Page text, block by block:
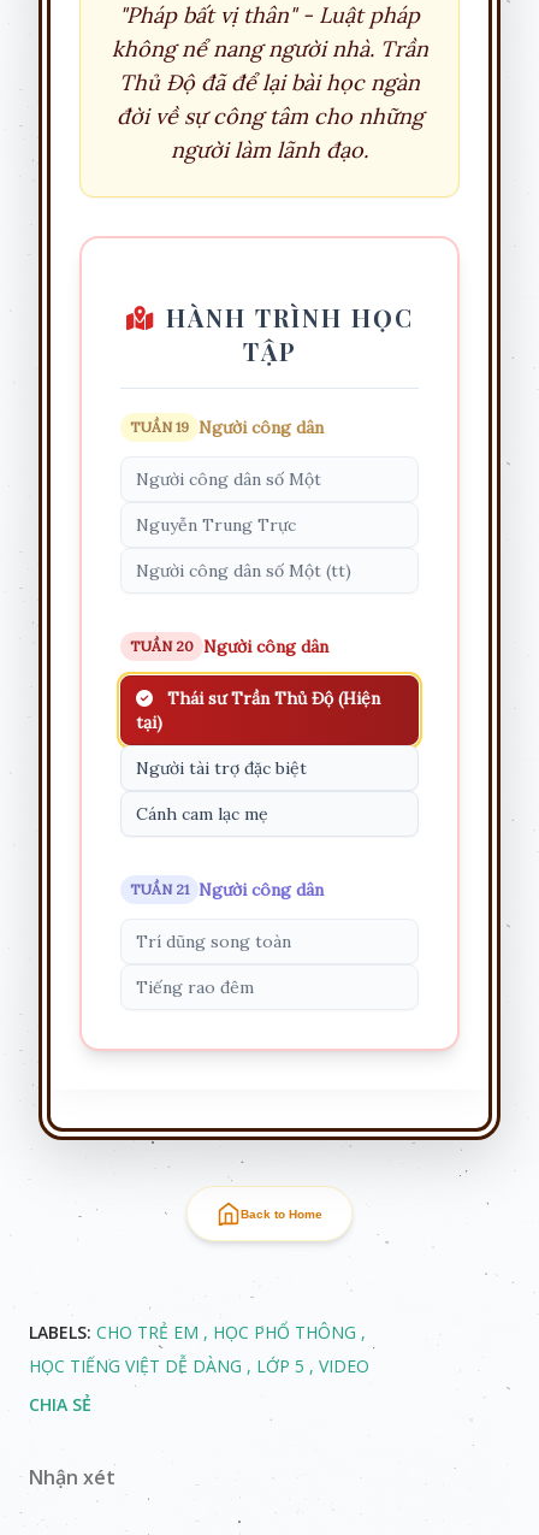
"Pháp bất vị thân" - Luật pháp
không nể nang người nhà. Trần
Thủ Độ đã để lại bài học ngàn
đời về sự công tâm cho những
người làm lãnh đạo.
HÀNH TRÌNH HỌC
TẬP
TUẦN 19 Người công dân
Người công dân số Một
Nguyễn Trung Trực
Người công dân số Một (tt)
TUẦN 20 Người công dân
Thái sư Trần Thủ Độ (Hiện
tại)
Người tài trợ đặc biệt
Cánh cam lạc mẹ
TUẦN 21 Người công dân
Trí dũng song toàn
Tiếng rao đêm
Back to Home
LABELS: CHO TRẺ EM
HỌC PHỔ THÔNG
HỌC TIẾNG VIỆT DỄ DÀNG
LỚP 5
VIDEO
CHIA SẺ
Nhận xét